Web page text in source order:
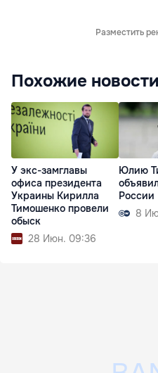
Разместить
Похожие новости
У экс-замглавы
офиса президента
Украины Кирилла
Тимошенко провели
обыск
28 Июн. 09:36
Юлию
России
8